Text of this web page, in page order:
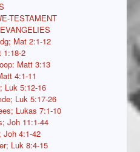
TESTAMENT
Mat 2:1-12
1:18-2
Matt 3:13
4:1-11
Luk 5:12-16
Luk 5:17-26
Lukas 7:1-10
Joh 11:1-44
Joh 4:1-42
Luk 8:4-15